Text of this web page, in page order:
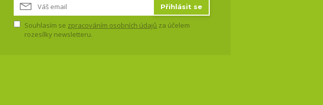
Přihlásit se
Souhlasím se zpracováním osobních údajů za účelem
rozesílky newsletteru.